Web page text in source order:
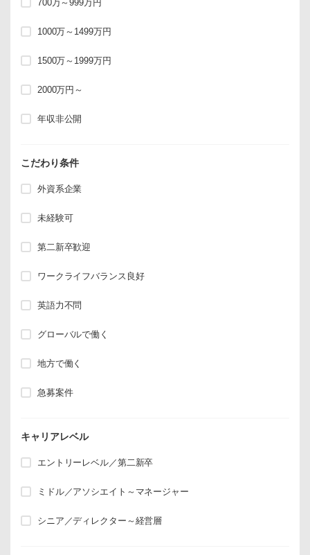
700万～999万円
1000万～1499万円
1500万～1999万円
2000万円～
年収非公開
こだわり条件
外資系企業
未経験可
第二新卒歓迎
ワークライフバランス良好
英語力不問
グローバルで働く
地方で働く
急募案件
キャリアレベル
エントリーレベル／第二新卒
ミドル／アソシエイト～マネージャー
シニア／ディレクター～経営層